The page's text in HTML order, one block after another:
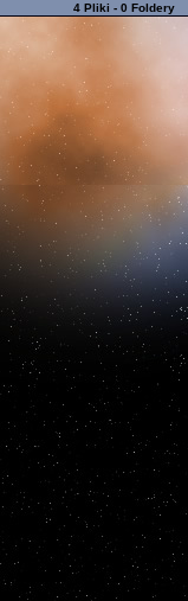
4 Pliki - 0 Foldery